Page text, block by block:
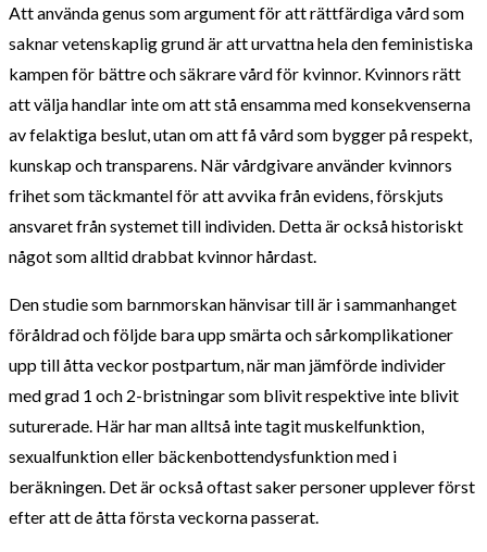
Att använda genus som argument för att rättfärdiga vård som
saknar vetenskaplig grund är att urvattna hela den feministiska
kampen för bättre och säkrare vård för kvinnor. Kvinnors rätt
att välja handlar inte om att stå ensamma med konsekvenserna
av felaktiga beslut, utan om att få vård som bygger på respekt,
kunskap och transparens. När vårdgivare använder kvinnors
frihet som täckmantel för att avvika från evidens, förskjuts
ansvaret från systemet till individen. Detta är också historiskt
något som alltid drabbat kvinnor hårdast.
Den studie som barnmorskan hänvisar till är i sammanhanget
föråldrad och följde bara upp smärta och sårkomplikationer
upp till åtta veckor postpartum, när man jämförde individer
med grad 1 och 2-bristningar som blivit respektive inte blivit
suturerade. Här har man alltså inte tagit muskelfunktion,
sexualfunktion eller bäckenbottendysfunktion med i
beräkningen. Det är också oftast saker personer upplever först
efter att de åtta första veckorna passerat.